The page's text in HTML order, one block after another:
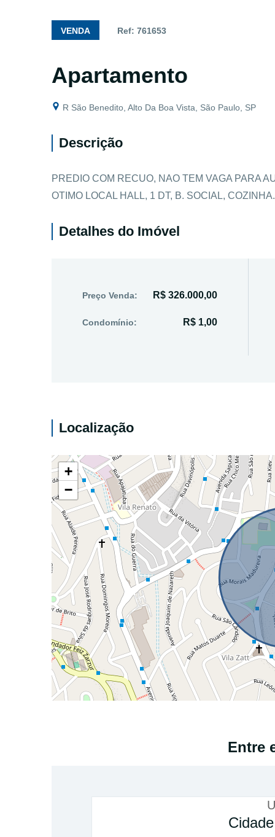
VENDA Ref: 761653
Apartamento
R São Benedito, Alto Da Boa Vista, São Paulo, SP
Descrição
PREDIO COM RECUO, NAO TEM VAGA PARA
OTIMO LOCAL HALL, 1 DT, B. SOCIAL,
Detalhes do Imóvel
Preço Venda: R$ 326.000,00
Condomínio: R$ 1,00
Localização
+
−
Entre